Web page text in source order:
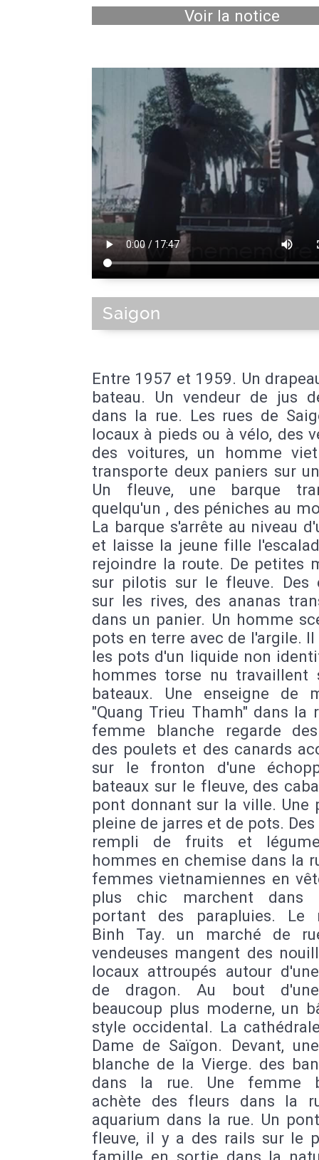
Voir la notice
Saigon
Entre 1957 et 1959. Un
bateau. Un vendeur de jus
dans la rue. Les rues de
locaux à pieds ou à vélo, des
des voitures, un homme
transporte deux paniers sur
Un fleuve, une barque
quelqu'un , des péniches au
La barque s'arrête au niveau
et laisse la jeune fille
rejoindre la route. De petites
sur pilotis sur le fleuve. Des
sur les rives, des ananas
dans un panier. Un homme
pots en terre avec de l'argile.
les pots d'un liquide non
hommes torse nu travaillent
bateaux. Une enseigne de
"Quang Trieu Thamh" dans la
femme blanche regarde
des poulets et des canards
sur le fronton d'une
bateaux sur le fleuve, des
pont donnant sur la ville. Une
pleine de jarres et de pots.
rempli de fruits et
hommes en chemise dans la
femmes vietnamiennes en
plus chic marchent dans
portant des parapluies. Le
Binh Tay. un marché de
vendeuses mangent des
locaux attroupés autour
de dragon. Au bout
beaucoup plus moderne, un
style occidental. La
Dame de Saïgon. Devant,
blanche de la Vierge. des
dans la rue. Une femme
achète des fleurs dans la
aquarium dans la rue. Un
fleuve, il y a des rails sur le
famille en sortie dans la